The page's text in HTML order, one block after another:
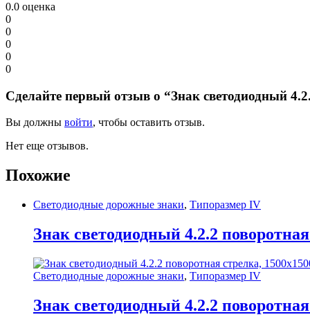
0.0 оценка
0
0
0
0
0
Сделайте первый отзыв о “Знак светодиодный
Вы должны войти, чтобы оставить отзыв.
Нет еще отзывов.
Похожие
Светодиодные дорожные знаки, Типоразмер IV
Знак светодиодный 4.2.2
Светодиодные дорожные знаки, Типоразмер IV
Знак светодиодный 4.2.2